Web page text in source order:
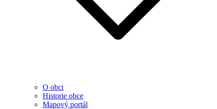
O obci
Historie obce
Mapový portál